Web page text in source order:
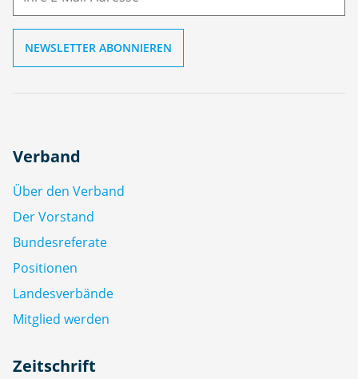
Verband
Über den Verband
Der Vorstand
Bundesreferate
Positionen
Landesverbände
Mitglied werden
Zeitschrift